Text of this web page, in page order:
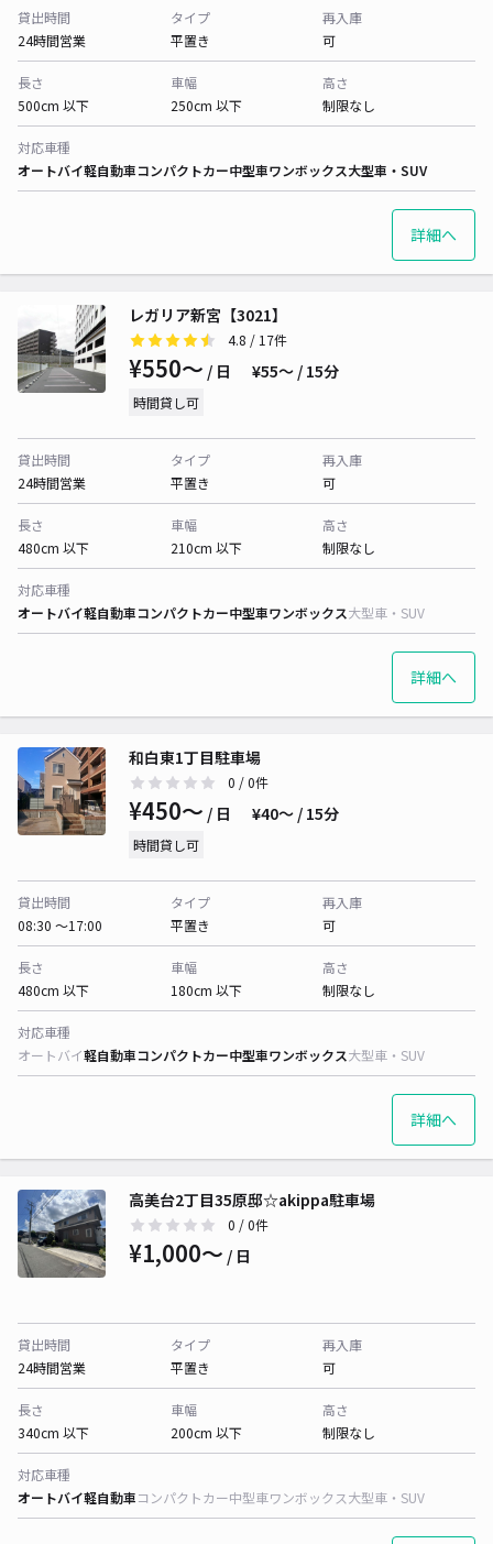
貸出時間
24時間営業
タイプ
平置き
再入庫
可
長さ
500cm 以下
車幅
250cm 以下
高さ
制限なし
対応車種
オートバイ軽自動車コンパクトカー中型車ワンボックス大型車・SUV
詳細へ
レガリア新宮【3021】
4.8 / 17件
¥550〜 / 日 ¥55〜 / 15分
時間貸し可
貸出時間
24時間営業
タイプ
平置き
再入庫
可
長さ
480cm 以下
車幅
210cm 以下
高さ
制限なし
対応車種
オートバイ軽自動車コンパクトカー中型車ワンボックス大型車・SUV
詳細へ
和白東1丁目駐車場
0 / 0件
¥450〜 / 日 ¥40〜 / 15分
時間貸し可
貸出時間
08:30 〜17:00
タイプ
平置き
再入庫
可
長さ
480cm 以下
車幅
180cm 以下
高さ
制限なし
対応車種
オートバイ軽自動車コンパクトカー中型車ワンボックス大型車・SUV
詳細へ
高美台2丁目35原邸☆akippa駐車場
0 / 0件
¥1,000〜 / 日
貸出時間
24時間営業
タイプ
平置き
再入庫
可
長さ
340cm 以下
車幅
200cm 以下
高さ
制限なし
対応車種
オートバイ軽自動車コンパクトカー中型車ワンボックス大型車・SUV